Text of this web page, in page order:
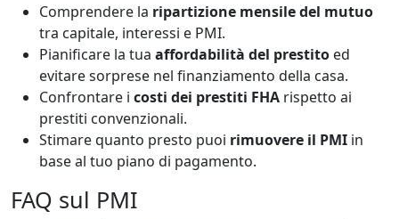
Comprendere la ripartizione mensile del mutuo
tra capitale, interessi e PMI.
Pianificare la tua affordabilità del prestito ed
evitare sorprese nel finanziamento della casa.
Confrontare i costi dei prestiti FHA rispetto ai
prestiti convenzionali.
Stimare quanto presto puoi rimuovere il PMI in
base al tuo piano di pagamento.
FAQ sul PMI